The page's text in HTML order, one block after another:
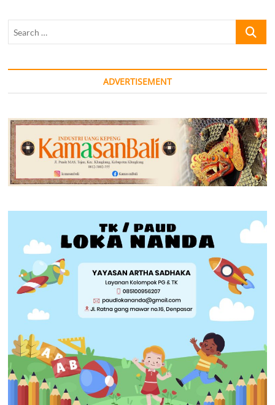
Search
ADVERTISEMENT